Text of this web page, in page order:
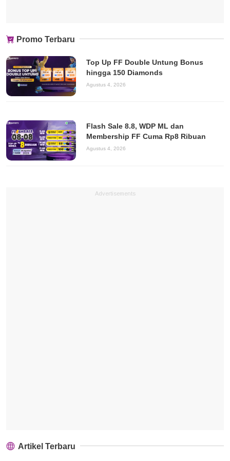
Promo Terbaru
Top Up FF Double Untung Bonus
hingga 150 Diamonds
Agustus 4, 2026
Flash Sale 8.8, WDP ML dan
Membership FF Cuma Rp8 Ribuan
Agustus 4, 2026
Advertisements
Artikel Terbaru